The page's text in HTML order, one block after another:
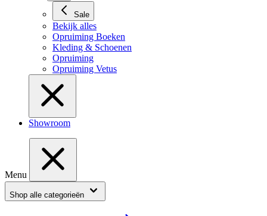
Sale
Bekijk alles
Opruiming Boeken
Kleding & Schoenen
Opruiming
Opruiming Vetus
Showroom
Menu
Shop alle categorieën